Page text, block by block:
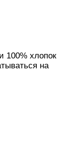
100% хлопок
на